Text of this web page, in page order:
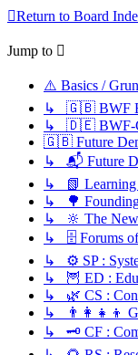
Return to Board
Jump to
⚠️ Basics /
↳ 🇬🇧 BWF
↳ 🇩🇪 BWF-
🇬🇧 Future
↳ 📬 Future
↳ 📗 Learning
↳ 🌳
↳ 🔆 The New
↳ 🗄️ Forums of
↳ ⚙️ SP :
↳ 🦉 ED :
↳ 🌿 CS :
↳ 👨‍👩‍👧‍👦
↳ 🗝️ CF :